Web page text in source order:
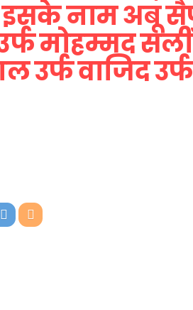
इसके नाम अबू
मोहम्मद
उर्फ वाजिद